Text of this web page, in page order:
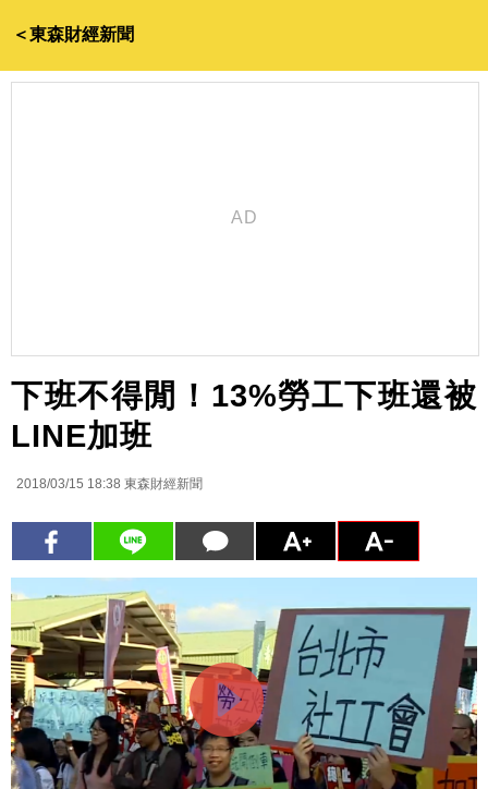
＜東森財經新聞
下班不得閒！13%勞工下班還被
LINE加班
2018/03/15 18:38 東森財經新聞